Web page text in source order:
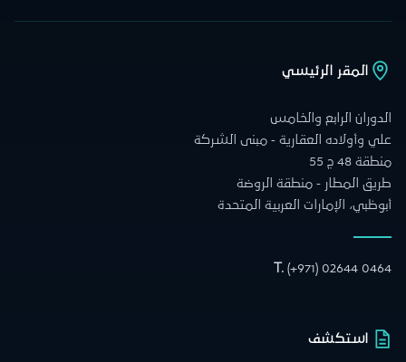
المقر الرئيسي
الدوران الرابع والخامس
علي وأولاده العقارية - مبنى الشركة
منطقة 48 ج 55
طريق المطار - منطقة الروضة
أبوظبي، الإمارات العربية المتحدة
T. (+971) 02644 0464
استكشف